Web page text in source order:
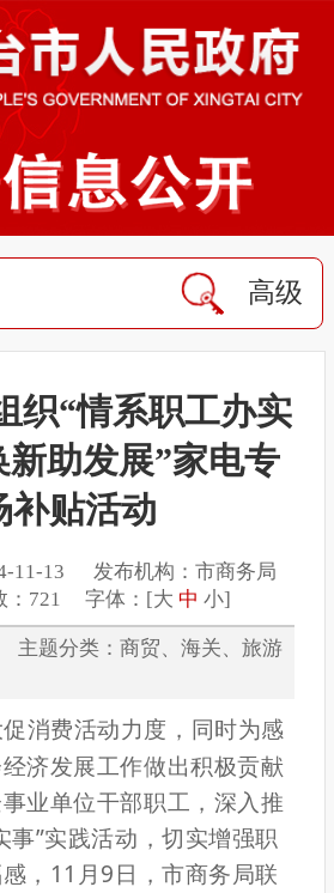
高级
织“情系职工办实
新助发展”家电专
补贴活动
11-13 发布机构：市商务局
：721 字体：[大 中 小]
题分类：商贸、海关、旅游
消费活动力度，同时为感
济发展工作做出积极贡献
业单位干部职工，深入推
事”实践活动，切实增强职
，11月9日，市商务局联